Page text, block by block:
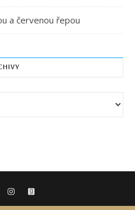
a červenou řepou